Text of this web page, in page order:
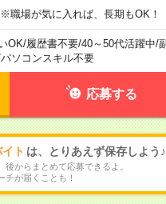
場が気に入れば、長期もOK
OK/履歴書不要/40～50代活躍中/
パソコンスキル不要
応募する
ト は、とりあえず保存しよう♪
後からまとめて応募できるよ。
チが届くことも！